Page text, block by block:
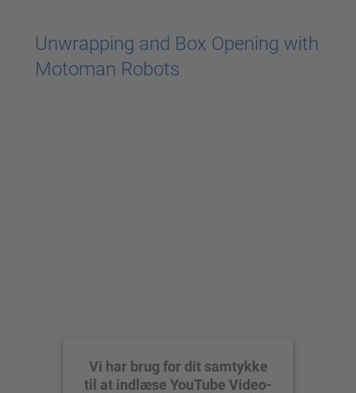
Management Platform
Unwrapping and Box Opening with
Motoman Robots
Vi har brug for dit samtykke
til at indlæse YouTube Video-